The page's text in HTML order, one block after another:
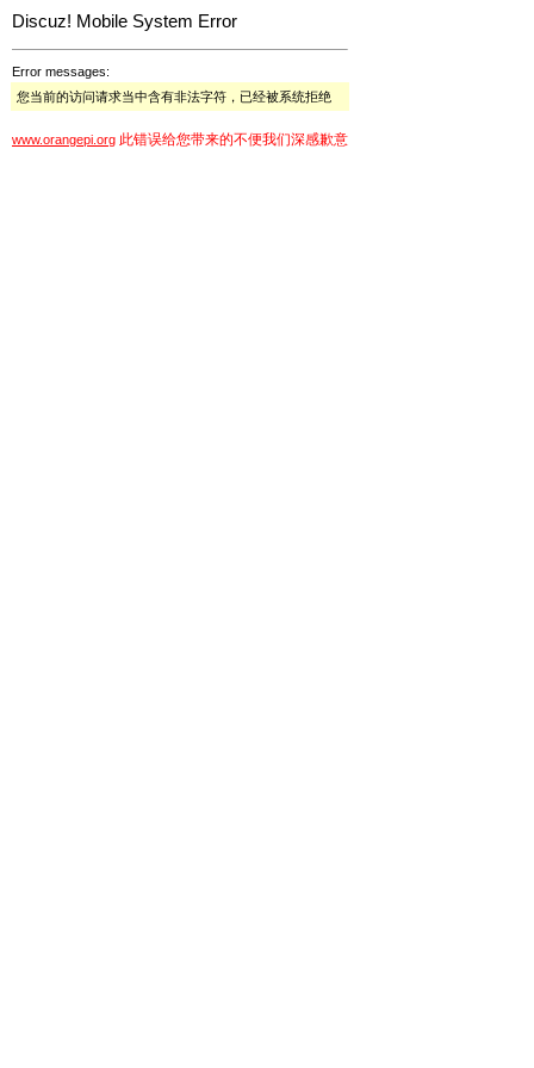
Discuz! Mobile System Error
Error messages:
您当前的访问请求当中含有非法字符，已经被系统拒绝
www.orangepi.org 此错误给您带来的不便我们深感歉意